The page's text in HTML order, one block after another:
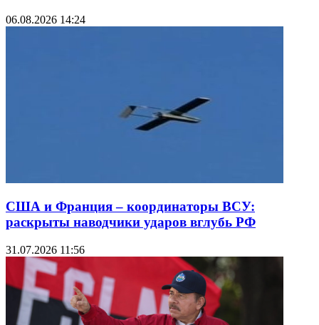
06.08.2026 14:24
США и Франция – координаторы ВСУ:
раскрыты наводчики ударов вглубь РФ
31.07.2026 11:56